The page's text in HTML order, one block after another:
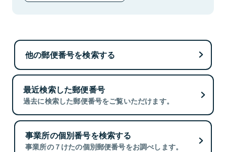
他の郵便番号を検索する
最近検索した郵便番号
過去に検索した郵便番号をご覧いただけます。
事業所の個別番号を検索する
事業所の７けたの個別郵便番号をお調べします。